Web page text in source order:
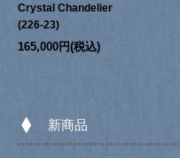
Crystal Chandelier
(226-23)
165,000円(税込)
新商品